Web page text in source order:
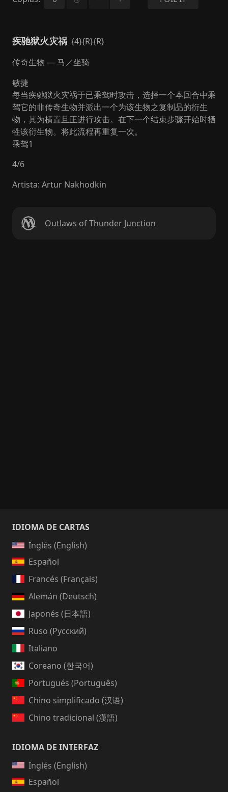
疾驰狱火灾祸 {4}{R}{R}
传奇生物 — 马／坐骑
敏捷
每当疾驰狱火灾祸于已乘驾时攻击，选择一个本回合中乘
驾它的非传奇生物并派出一个为该生物之复制品的衍生
物，其为横置且正进行攻击。在下一个结束步骤开始时牺
牲该衍生物。将此流程再重复一次。
乘驾1
4/6
Artista: Artur Nakhodkin
Outlaws of Thunder Junction
IDIOMA DE CARTAS
Inglés (English)
Español
Francés (Français)
Alemán (Deutsch)
Japonés (日本語)
Ruso (Русский)
Italiano
Coreano (한국어)
Portugués (Português)
Chino simplificado (汉语)
Chino tradicional (漢語)
IDIOMA DE INTERFAZ
Inglés (English)
Español